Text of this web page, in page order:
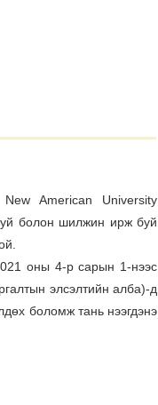
New American University
болон шилжин ирж буй
оны 4-р сарын 1-нээс
элсэлтийн алба)-д
боломж тань нээгдэнэ